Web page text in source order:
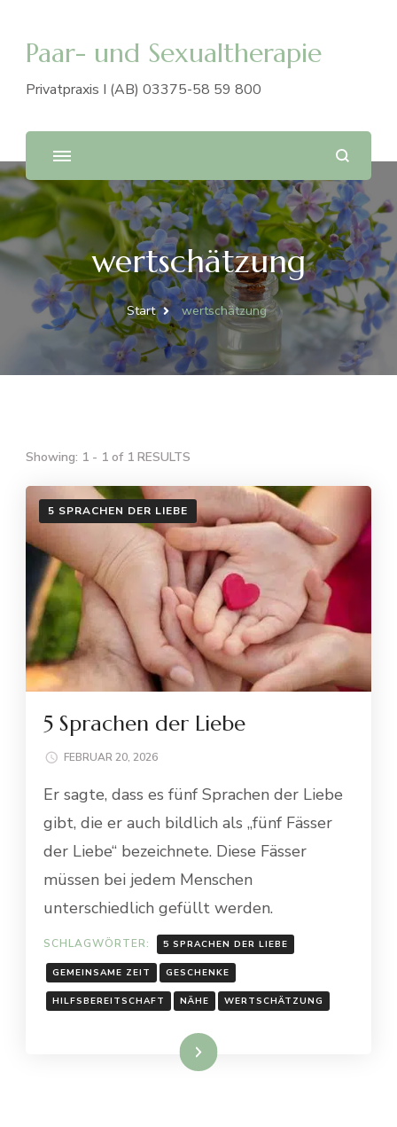
Paar- und Sexualtherapie
Privatpraxis I (AB) 03375-58 59 800
wertschätzung
Start wertschätzung
Showing: 1 - 1 of 1 RESULTS
5 SPRACHEN DER LIEBE
5 Sprachen der Liebe
FEBRUAR 20, 2026
Er sagte, dass es fünf Sprachen der Liebe
gibt, die er auch bildlich als „fünf Fässer
der Liebe“ bezeichnete. Diese Fässer
müssen bei jedem Menschen
unterschiedlich gefüllt werden.
SCHLAGWÖRTER: 5 SPRACHEN DER LIEBE
GEMEINSAME ZEIT GESCHENKE
HILFSBEREITSCHAFT NÄHE WERTSCHÄTZUNG
Weiterlesen